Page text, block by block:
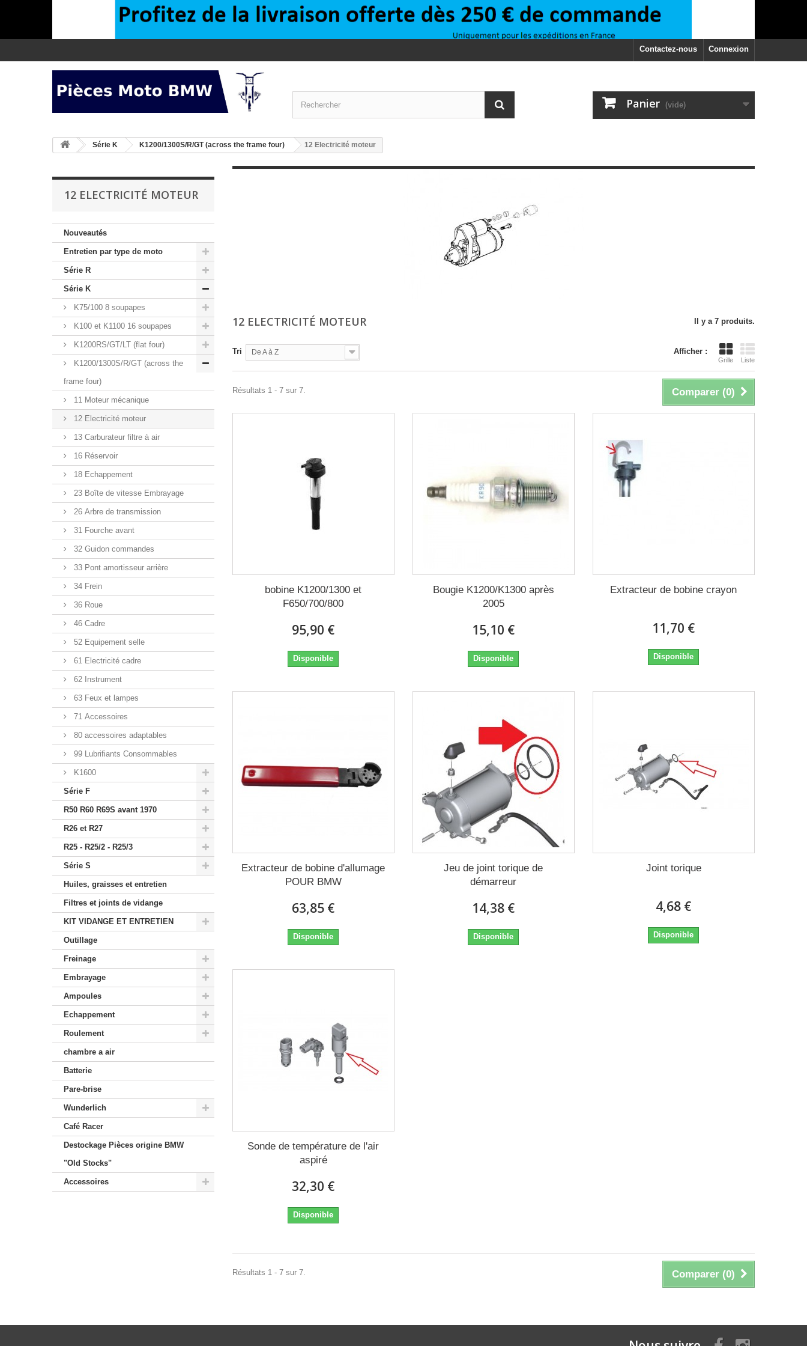
Connexion
Contactez-nous
Panier (vide)
>Série K >K1200/1300S/R/GT (across the frame four) 12 Electricité moteur
12 ELECTRICITÉ MOTEUR
Nouveautés
Entretien par type de moto
Série R
Série K
K75/100 8 soupapes
K100 et K1100 16 soupapes
K1200RS/GT/LT (flat four)
K1200/1300S/R/GT (across the
frame four)
11 Moteur mécanique
12 Electricité moteur
13 Carburateur filtre à air
16 Réservoir
18 Echappement
23 Boîte de vitesse Embrayage
26 Arbre de transmission
31 Fourche avant
32 Guidon commandes
33 Pont amortisseur arrière
34 Frein
36 Roue
46 Cadre
52 Equipement selle
61 Electricité cadre
62 Instrument
63 Feux et lampes
71 Accessoires
80 accessoires adaptables
99 Lubrifiants Consommables
K1600
Série F
R50 R60 R69S avant 1970
R26 et R27
R25 - R25/2 - R25/3
Série S
Huiles, graisses et entretien
Filtres et joints de vidange
KIT VIDANGE ET ENTRETIEN
Outillage
Freinage
Embrayage
Ampoules
Echappement
Roulement
chambre a air
Batterie
Pare-brise
Wunderlich
Café Racer
Destockage Pièces origine BMW
"Old Stocks"
Accessoires
12 ELECTRICITÉ MOTEUR Il y a 7 produits.
Afficher :
Grille Liste
Tri De A à Z
Comparer (0)
Résultats 1 - 7 sur 7.
bobine K1200/1300 et
F650/700/800
95,90 €
Disponible
Bougie K1200/K1300 après
2005
15,10 €
Disponible
Extracteur de bobine crayon
11,70 €
Disponible
Extracteur de bobine d'allumage
POUR BMW
63,85 €
Disponible
Jeu de joint torique de
démarreur
14,38 €
Disponible
Joint torique
4,68 €
Disponible
Sonde de température de l'air
aspiré
32,30 €
Disponible
Comparer (0)
Résultats 1 - 7 sur 7.